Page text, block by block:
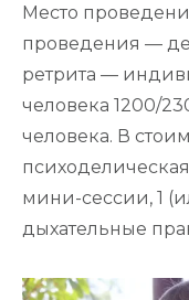
Место
проведения —
ретрита —
человека 1200/
человека. В
мини-сессии, 1
дыхательные